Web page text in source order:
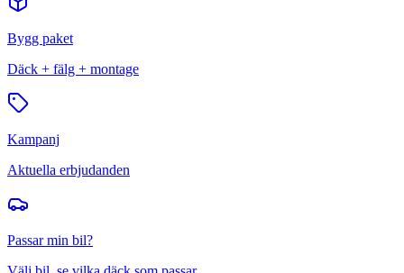
Bygg paket
Däck + fälg + montage
Kampanj
Aktuella erbjudanden
Passar min bil?